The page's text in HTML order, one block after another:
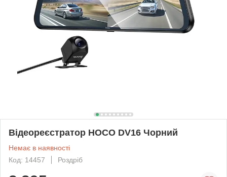
Відеореєстратор HOCO DV16 Чорний
Немає в наявності
Код: 14457
Роздріб